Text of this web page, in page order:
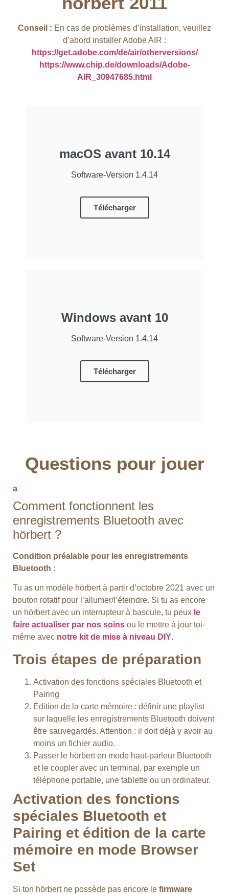
Conseil : En cas de problèmes d’installation, veuillez
d’abord installer Adobe AIR :
https://get.adobe.com/de/air/otherversions/
https://www.chip.de/downloads/Adobe-
AIR_30947685.html
macOS avant 10.14
Software-Version 1.4.14
Télécharger
Windows avant 10
Software-Version 1.4.14
Télécharger
Questions pour jouer
a
Comment fonctionnent les
enregistrements Bluetooth avec
hörbert ?
Condition préalable pour les enregistrements
Bluetooth :
Tu as un modèle hörbert à partir d’octobre 2021 avec un
bouton rotatif pour l’allumer/l’éteindre. Si tu as encore
un hörbert avec un interrupteur à bascule, tu peux le
faire actualiser par nos soins ou le mettre à jour toi-
même avec notre kit de mise à niveau DIY.
Trois étapes de préparation
Activation des fonctions spéciales Bluetooth et
Pairing
Édition de la carte mémoire : définir une playlist
sur laquelle les enregistrements Bluetooth doivent
être sauvegardés. Attention : il doit déjà y avoir au
moins un fichier audio.
Passer le hörbert en mode haut-parleur Bluetooth
et le coupler avec un terminal, par exemple un
téléphone portable, une tablette ou un ordinateur.
Activation des fonctions
spéciales Bluetooth et
Pairing et édition de la carte
mémoire en mode Browser
Set
Si ton hörbert ne possède pas encore le firmware